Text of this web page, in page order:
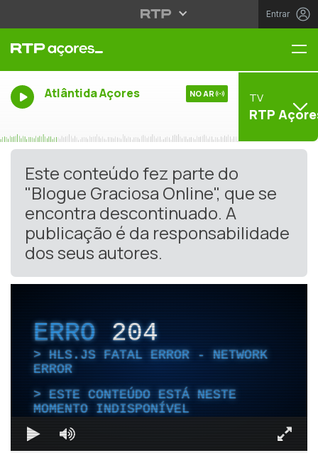
Entrar
Atlântida Açores NO AR TV
RTP
Este conteúdo fez parte do
"Blogue Graciosa Online", que se
encontra descontinuado. A
publicação é da responsabilidade
dos seus autores.
ERRO204
HLS.JS FATAL ERROR - NETWORK
ERROR
ESTE CONTEÚDO ESTÁ NESTE
MOMENTO INDISPONÍVEL